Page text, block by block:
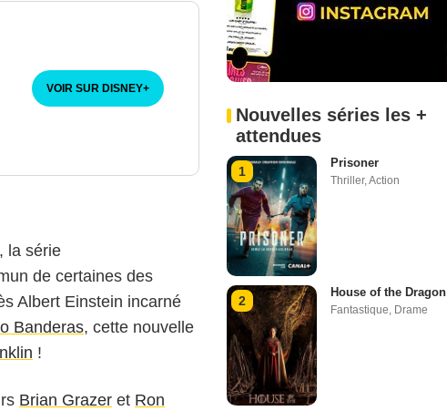
Awkwafina Jade Phan-Gia
VOIR SUR DISNEY+
la série
de certaines des
Albert Einstein incarné
Banderas, cette nouvelle
!
Brian Grazer et Ron
Nouvelles séries les +
attendues
1
Prisoner
Thriller, Action
2
House of the Dragon
Fantastique Drame